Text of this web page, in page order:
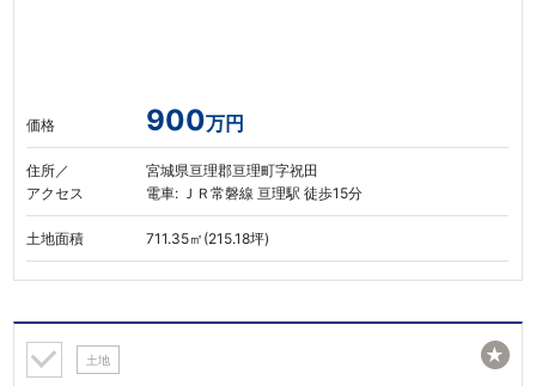
価格 900万円
住所／
アクセス
宮城県亘理郡亘理町字祝田
電車: ＪＲ常磐線 亘理駅 徒歩15分
土地面積 711.35㎡(215.18坪)
土地 ★